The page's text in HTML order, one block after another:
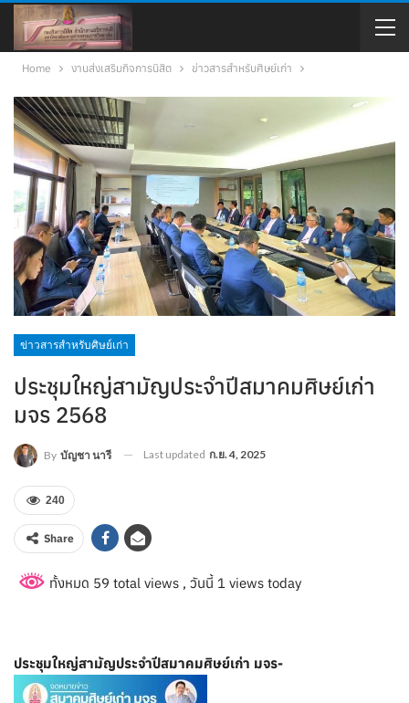
Home งานส่งเสริมกิจการนิสิต ข่าวสารสำหรับศิษย์เก่า
ข่าวสารสำหรับศิษย์เก่า
ประชุมใหญ่สามัญประจำปีสมาคมศิษย์เก่า
มจร 2568
By บัญชา นารี Last updated ก.ย. 4, 2025
240
Share
ทั้งหมด 59 total views , วันนี้ 1 views today
ประชุมใหญ่สามัญประจำปีสมาคมศิษย์เก่า มจร-